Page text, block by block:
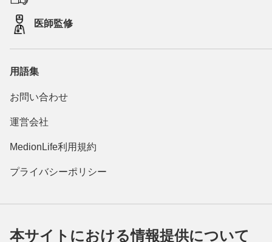
医師監修
用語集
お問い合わせ
運営会社
MedionLife利用規約
プライバシーポリシー
本サイトにおける情報提供について